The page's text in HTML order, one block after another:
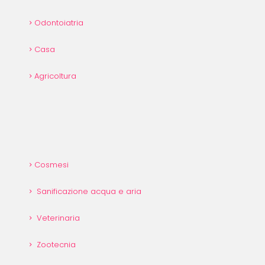
Odontoiatria
Casa
Agricoltura
Cosmesi
Sanificazione acqua e aria
Veterinaria
Zootecnia